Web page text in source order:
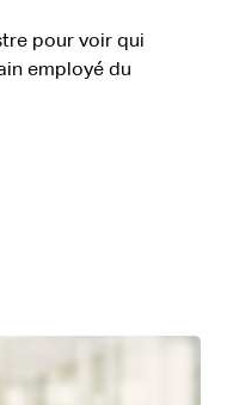
pour voir qui
employé du